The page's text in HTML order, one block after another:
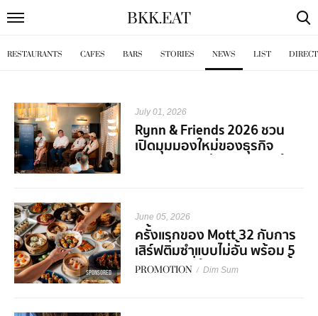
BKK.EAT
RESTAURANTS CAFES BARS STORIES NEWS LIST
July 01, 2026
Rynn & Friends 2026 ชวน
เปิดมุมมองใหม่ของธุรกิจ
Hospitality ผ่านเสียงจากผู้
SPONSORED
June 05, 2026
ครั้งแรกของ Mott 32 กับการ
เสิร์ฟติ่มซำแบบไม่อั้น พร้อม 5
คอร์สเมนูที่ต้องมาลองสักครั้ง
PROMOTION / Dim Sum